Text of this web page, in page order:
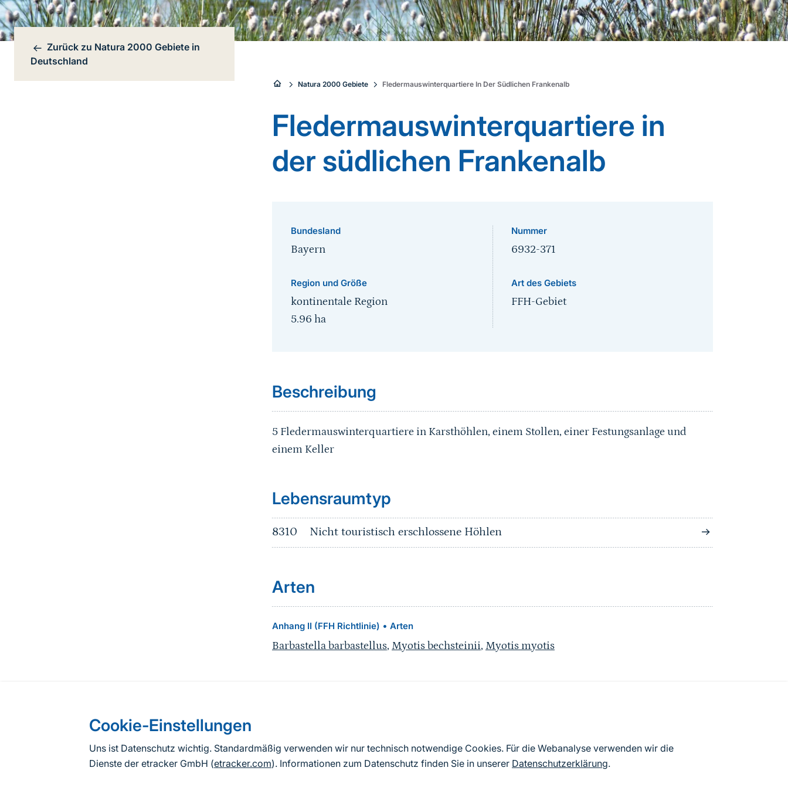
Cookie-Einstellungen
Uns ist Datenschutz wichtig. Standardmäßig verwenden wir nur technisch notwendige Cookies. Für die Webanalyse verwenden wir die
Dienste der etracker GmbH (etracker.com). Informationen zum Datenschutz finden Sie in unserer Datenschutzerklärung.
Bereichsnavigation
Zurück zu Natura 2000 Gebiete in
Deutschland
Sie
sind
hier:
Natura 2000 Gebiete Fledermauswinterquartiere In Der Südlichen Frankenalb
Fledermauswinterquartiere in
der südlichen Frankenalb
Bundesland
Bayern
Region und Größe
kontinentale Region
5.96 ha
Nummer
6932-371
Art des Gebiets
FFH-Gebiet
Beschreibung
5 Fledermauswinterquartiere in Karsthöhlen, einem Stollen, einer Festungsanlage und
einem Keller
Sprungmarke
Lebensraumtyp
8310 Nicht touristisch erschlossene Höhlen
Arten
Anhang II (FFH Richtlinie) • Arten
Barbastella barbastellus, Myotis bechsteinii, Myotis myotis
Nach Angaben der an die EU übermittelten Standarddatenbögen Deutschlands (Stand:
2019). Aus besonderen Schutzgründen enthalten die zur Veröffentlichung freigegebenen